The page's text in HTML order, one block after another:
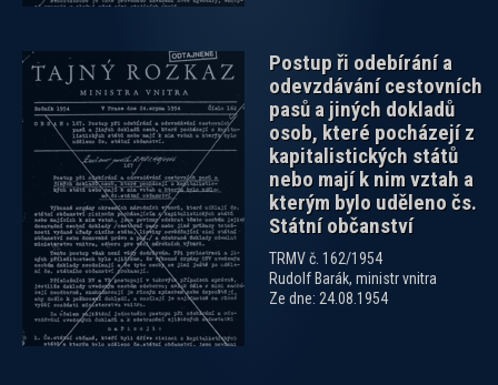
Postup ři odebírání a
odevzdávání cestovních
pasů a jiných dokladů
osob, které pocházejí z
kapitalistických států
nebo mají k nim vztah a
kterým bylo uděleno čs.
Státní občanství
TRMV č. 162/1954
Rudolf Barák, ministr vnitra
Ze dne: 24.08.1954